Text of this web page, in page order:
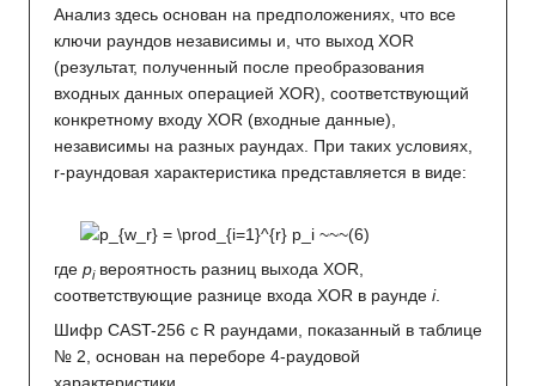
Анализ здесь основан на предположениях, что все
ключи раундов независимы и, что выход XOR
(результат, полученный после преобразования
входных данных операцией XOR), соответствующий
конкретному входу XOR (входные данные),
независимы на разных раундах. При таких условиях,
r-раундовая характеристика представляется в виде:
где piвероятность разниц выхода XOR,
соответствующие разнице входа XOR в раунде i.
Шифр CAST-256 с R раундами, показанный в таблице
№ 2, основан на переборе 4-раудовой
характеристики.